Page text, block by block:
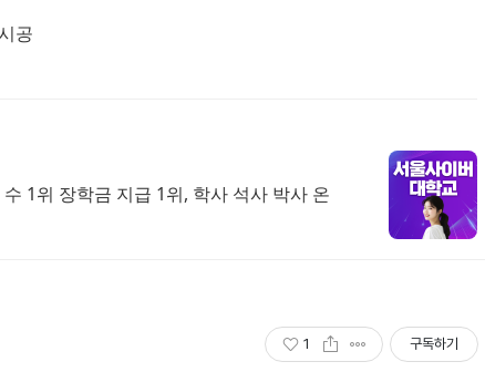
공
1위 장학금 지급 1위, 학사 석사 박사 온
1 구독하기